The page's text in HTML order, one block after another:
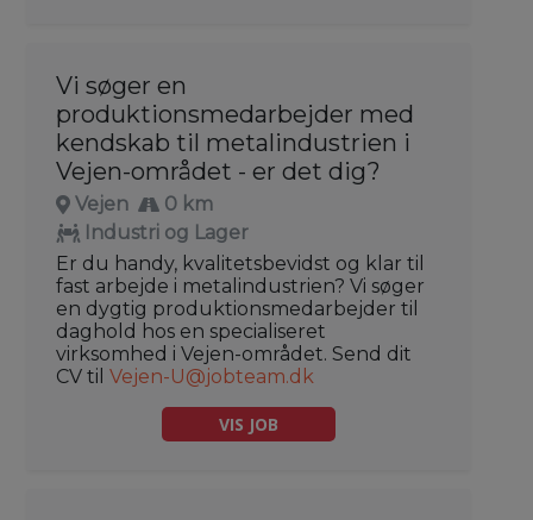
Vi søger en
produktionsmedarbejder med
kendskab til metalindustrien i
Vejen-området - er det dig?
Vejen
0 km
Industri og Lager
Er du handy, kvalitetsbevidst og klar til
fast arbejde i metalindustrien? Vi søger
en dygtig produktionsmedarbejder til
daghold hos en specialiseret
virksomhed i Vejen-området. Send dit
CV til Vejen-U@jobteam.dk
VIS JOB